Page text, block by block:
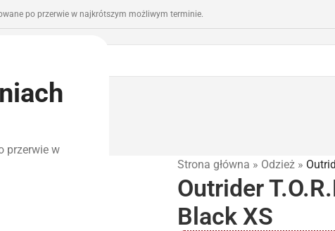
przerwie w
po przerwie w najkrótszym możliwym terminie.
Strona główna » Odzież »
Outrider
Black XS